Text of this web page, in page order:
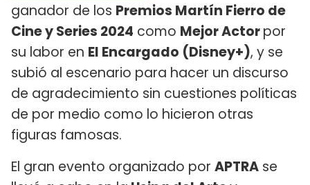
ganador de los Premios Martín Fierro de
Cine y Series 2024 como Mejor Actorpor
su labor en El Encargado (Disney+), y se
subió al escenario para hacer un discurso
de agradecimiento sin cuestiones políticas
de por medio como lo hicieron otras
figuras famosas.
El gran evento organizado por APTRA se